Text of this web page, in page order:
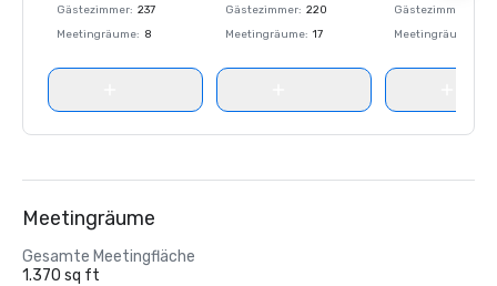
Gästezimmer: 237
Meetingräume: 8
Gästezimmer: 220
Meetingräume: 17
Gästezimmer
Meetingräume
Meetingräume
Gesamte Meetingfläche
1.370 sq ft